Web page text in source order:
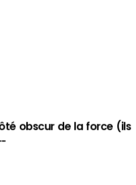
obscur de la force (ils